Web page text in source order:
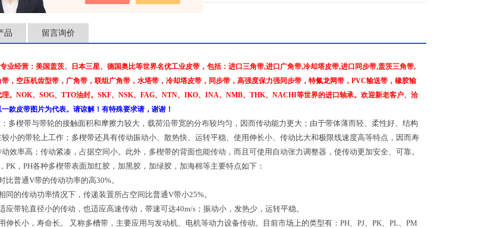
品 留言询价
业经营：美国盖茨、日本三星、德国奥比等世界名优工业皮带，包括：进口三角带,进口广角带,冷却塔皮带,进口同步带,盖茨三角带,
，空压机齿型带，广角带，联组广角带，水塔带，冷却塔皮带，同步带，高强度保力强同步带，特氟龙网带，PVC输送带，橡胶输
。NOK、SOG、TTO油封。SKF、NSK、FAG、NTN、IKO、INA、NMB、THK、NACHI等世界的进口轴承。欢迎新老客户、洽
款皮带图片为代表。请谅解！有特殊要求请，谢谢！
多楔带与带轮的接触面积和摩擦力较大，载荷沿带宽的分布较均匀，因而传动能力更大；由于带体薄而轻、柔性好、结构
小的带轮上工作；多楔带还具有传动振动小、散热快、运转平稳、使用伸长小、传动比大和极限线速度高等特点，因而寿
效率高；传动紧凑，占据空间小。此外，多楔带的背面也能传动，而且可使用自动张力调整器，使传动更加安全、可靠。
PK，PH各种多楔带表面加红胶，加黑胶，加绿胶，加海棉等主要特点如下：
比普通V带的传动功率的高30%。
同的传动功率情况下，传递装置所占空间比普通V带小25%。
应带轮直径小的传动，也适应高速传动，带速可达40m/s；振动小，发热少，运转平稳。
伸长小，寿命长。 又称多槽带，主要应用与发动机、电机等动力设备传动。目前市场上的类型有：PH、PJ、PK、PL、PM